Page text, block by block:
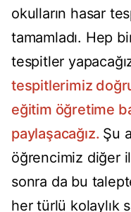
okulların hasar
tamamladı. Hep
tespitler
tespitlerimiz
eğitim öğretime
paylaşacağız. Şu
öğrencimiz diğer
sonra da bu
her türlü kolaylık